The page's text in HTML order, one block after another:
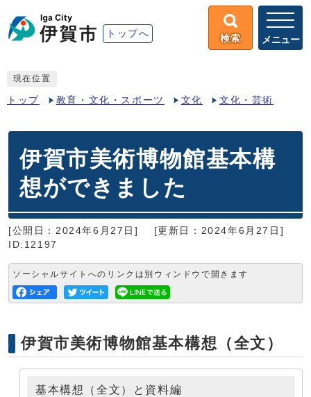
トップへ 検索 メニュー
現在位置
トップ 教育・文化・スポーツ 文化 文化・芸術
伊賀市美術博物館基本構
想ができました
[公開日：2024年6月27日]
[更新日：2024年6月27日]
ID:12197
ソーシャルサイトへのリンクは別ウィンドウで開きます
伊賀市美術博物館基本構想（全文）
基本構想（全文）と資料編